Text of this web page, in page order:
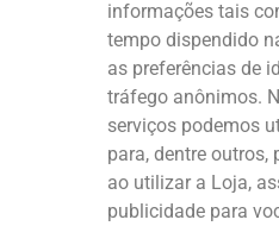
informações tais
tempo dispendido
as preferências de
tráfego anônimos.
serviços podemos
para, dentre outros,
ao utilizar a Loja,
publicidade para